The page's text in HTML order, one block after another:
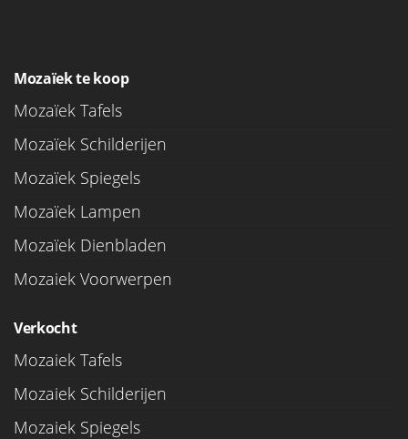
Mozaïek te koop
Mozaïek Tafels
Mozaïek Schilderijen
Mozaïek Spiegels
Mozaïek Lampen
Mozaïek Dienbladen
Mozaiek Voorwerpen
Verkocht
Mozaiek Tafels
Mozaiek Schilderijen
Mozaiek Spiegels